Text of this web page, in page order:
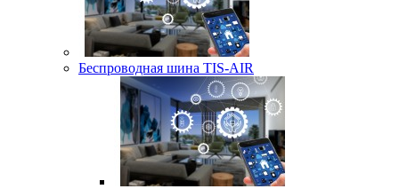
Беспроводная шина TIS-AIR